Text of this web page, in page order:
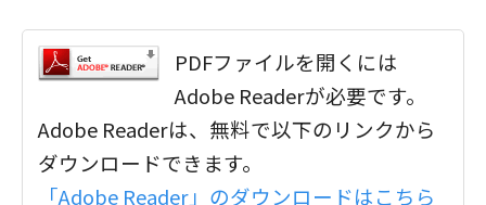
PDFファイルを開くには
Adobe Readerが必要です。
Adobe Readerは、無料で以下のリンクから
ダウンロードできます。
「Adobe Reader」のダウンロードはこちら